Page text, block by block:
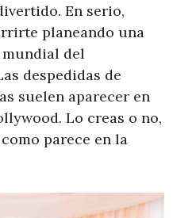
En serio,
planeando una
del
despedidas de
suelen aparecer en
Lo creas o no,
parece en la